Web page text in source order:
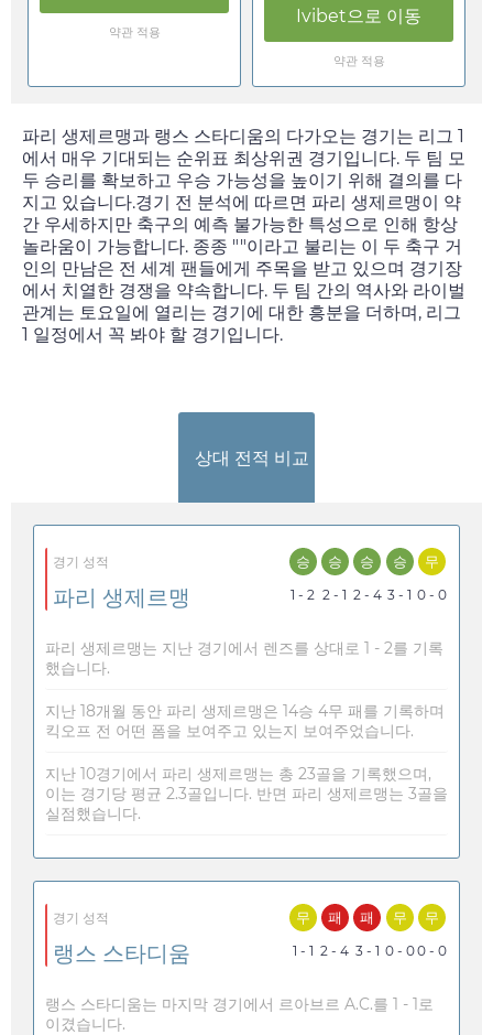
약관 적용
Ivibet으로 이동
약관 적용
파리 생제르맹과 랭스 스타디움의 다가오는 경기는 리그 1
에서 매우 기대되는 순위표 최상위권 경기입니다. 두 팀 모
두 승리를 확보하고 우승 가능성을 높이기 위해 결의를 다
지고 있습니다.경기 전 분석에 따르면 파리 생제르맹이 약
간 우세하지만 축구의 예측 불가능한 특성으로 인해 항상
놀라움이 가능합니다. 종종 ""이라고 불리는 이 두 축구 거
인의 만남은 전 세계 팬들에게 주목을 받고 있으며 경기장
에서 치열한 경쟁을 약속합니다. 두 팀 간의 역사와 라이벌
관계는 토요일에 열리는 경기에 대한 흥분을 더하며, 리그
1 일정에서 꼭 봐야 할 경기입니다.
상대 전적 비교
경기 성적
파리 생제르맹
승
1 - 2
승
2 - 1
승
2 - 4
승
3 - 1
무
0 - 0
파리 생제르맹는 지난 경기에서 렌즈를 상대로 1 - 2를 기록
했습니다.
지난 18개월 동안 파리 생제르맹은 14승 4무 패를 기록하며
킥오프 전 어떤 폼을 보여주고 있는지 보여주었습니다.
지난 10경기에서 파리 생제르맹는 총 23골을 기록했으며,
이는 경기당 평균 2.3골입니다. 반면 파리 생제르맹는 3골을
실점했습니다.
경기 성적
랭스 스타디움
무
1 - 1
패
2 - 4
패
3 - 1
무
0 - 0
무
0 - 0
랭스 스타디움는 마지막 경기에서 르아브르 A.C.를 1 - 1로
이겼습니다.